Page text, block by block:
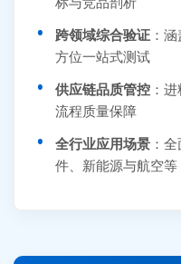
跨领域综合验证 ：
方位一站式测试
供应链品质管控 ：
流程质量保障
全行业应用场景 ：
件、新能源与航空等
李女士 159****5393 3分